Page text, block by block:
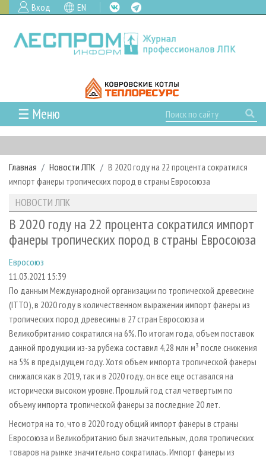
Вход EN
☰ Меню
ГЛАВНАЯ
РУБРИКИ И ТЕМЫ
РУБРИКИ ЖУРНАЛА
ЛЕСОЗАГОТОВКА
ЛЕСОПИЛЕНИЕ
СУШКА ДРЕВЕСИНЫ
ПРОИЗВОДСТВО ДРЕВЕСНЫХ ПЛИТ
ДЕРЕВЯННОЕ ДОМОСТРОЕНИЕ
ПРОИЗВОДСТВО МЕБЕЛИ
БИОЭНЕРГЕТИКА
ЦБП
ИНСТРУМЕНТ И МАТЕРИАЛЫ
НОВОСТИ
НОВОСТИ ЛПК
НОВОСТИ ЖУРНАЛА
ПРОЕКТЫ ЛПИ
АНАЛИТИКА
ПРЕДПРИЯТИЯ ЛПК
ПЕРСОНЫ
МОБИЛЬНЫЕ ВЫСТАВКИ
ОФИЦИАЛЬНЫЕ ДЕЛЕГАЦИИ
ПРИОРИТЕТНЫЕ ИНВЕСТПРОЕКТЫ
RUSSIAN FORESTRY REVIEW
ГАЗЕТА ЛЕСПРОМФОРУМ
БИБЛИОТЕКА СПЕЦИАЛИСТА
АРХИВ
АРХИВ ЖУРНАЛОВ
О ЖУРНАЛЕ
КОНТАКТЫ
РЕКЛАМОДАТЕЛЯМ
РЕКЛАМА
РЕКЛАМА НА САЙТЕ
Главная Новости ЛПК
В 2020 году на 22 процента сократился
импорт фанеры тропических пород в страны Евросоюза
НОВОСТИ ЛПК
В 2020 году на 22 процента сократился импорт
фанеры тропических пород в страны Евросоюза
Евросоюз
11.03.2021 15:39
По данным Международной организации по тропической древесине
(ITTO), в 2020 году в количественном выражении импорт фанеры из
тропических пород древесины в 27 стран Евросоюза и
Великобританию сократился на 6%. По итогам года, объем поставок
данной продукции из-за рубежа составил 4,28 млн м³ после снижения
на 5% в предыдущем году. Хотя объем импорта тропической фанеры
снижался как в 2019, так и в 2020 году, он все еще оставался на
исторически высоком уровне. Прошлый год стал четвертым по
объему импорта тропической фанеры за последние 20 лет.
Несмотря на то, что в 2020 году общий импорт фанеры в страны
Евросоюза и Великобританию был значительным, доля тропических
товаров на рынке значительно сократилась. Импорт фанеры из